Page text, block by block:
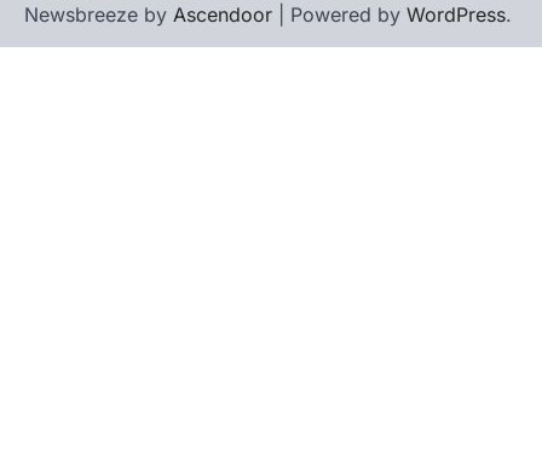
Newsbreeze by Ascendoor | Powered by WordPress.